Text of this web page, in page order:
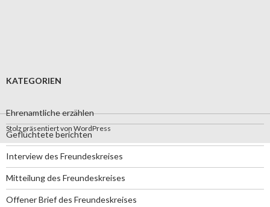
KATEGORIEN
Ehrenamtliche erzählen
Geflüchtete berichten
Interview des Freundeskreises
Mitteilung des Freundeskreises
Offener Brief des Freundeskreises
Stolz präsentiert von WordPress